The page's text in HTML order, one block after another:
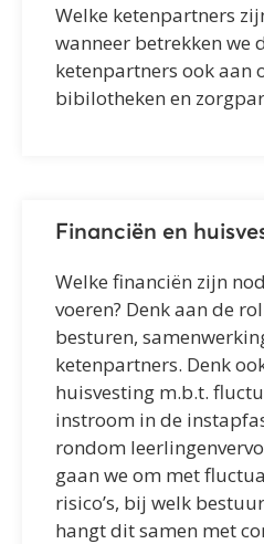
Welke ketenpartners
wanneer betrekken we
ketenpartners ook aan
bibilotheken en
Financiën en
Welke financiën zijn
voeren? Denk aan de
besturen,
ketenpartners. Denk
huisvesting m.b.t.
instroom in de
rondom
gaan we om met
risico’s, bij welk
hangt dit samen met